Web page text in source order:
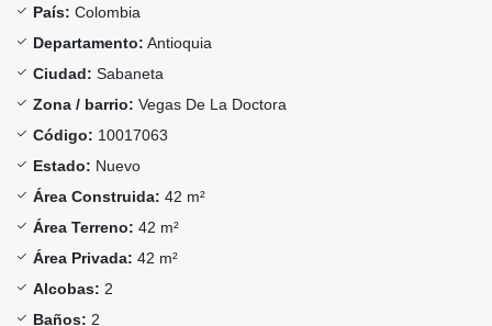
País: Colombia
Departamento: Antioquia
Ciudad: Sabaneta
Zona / barrio: Vegas De La Doctora
Código: 10017063
Estado: Nuevo
Área Construida: 42 m²
Área Terreno: 42 m²
Área Privada: 42 m²
Alcobas: 2
Baños: 2